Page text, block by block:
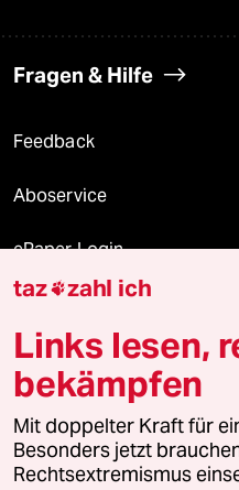
Fragen & Hilfe
Feedback
Aboservice
ePaper Login
Downloads für
© 2026 taz Verlags und
Alle Rechte vorbehalten. Bei
wenden Sie sich bitte an
taz zahl ich
Links lesen,
bekämpfen
Mit doppelter Kraft für
Besonders jetzt
Rechtsextremismus